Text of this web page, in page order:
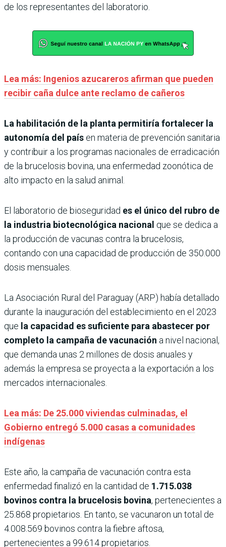
de los representantes del laboratorio.
Lea más: Ingenios azucareros afirman que pueden
recibir caña dulce ante reclamo de cañeros
La habilitación de la planta permitiría fortalecer la
autonomía del país en materia de prevención sanitaria
y contribuir a los programas nacionales de erradicación
de la brucelosis bovina, una enfermedad zoonótica de
alto impacto en la salud animal.
El laboratorio de bioseguridad es el único del rubro de
la industria biotecnológica nacional que se dedica a
la producción de vacunas contra la brucelosis,
contando con una capacidad de producción de 350.000
dosis mensuales.
La Asociación Rural del Paraguay (ARP) había detallado
durante la inauguración del establecimiento en el 2023
que la capacidad es suficiente para abastecer por
completo la campaña de vacunación a nivel nacional,
que demanda unas 2 millones de dosis anuales y
además la empresa se proyecta a la exportación a los
mercados internacionales.
Lea más: De 25.000 viviendas culminadas, el
Gobierno entregó 5.000 casas a comunidades
indígenas
Este año, la campaña de vacunación contra esta
enfermedad finalizó en la cantidad de 1.715.038
bovinos contra la brucelosis bovina, pertenecientes a
25.868 propietarios. En tanto, se vacunaron un total de
4.008.569 bovinos contra la fiebre aftosa,
pertenecientes a 99.614 propietarios.